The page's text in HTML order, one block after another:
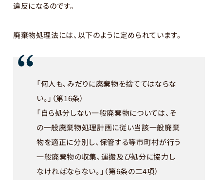
違反になるのです。
廃棄物処理法には、以下のように定められています。
「何人も、みだりに廃棄物を捨ててはならな
い。」（第16条）
「自ら処分しない一般廃棄物については、そ
の一般廃棄物処理計画に従い当該一般廃棄
物を適正に分別し、保管する等市町村が行う
一般廃棄物の収集、運搬及び処分に協力し
なければならない。」（第6条の二4項）